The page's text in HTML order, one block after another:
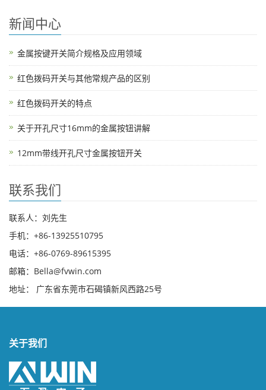
新闻中心
金属按键开关简介规格及应用领域
红色拨码开关与其他常规产品的区别
红色拨码开关的特点
关于开孔尺寸16mm的金属按钮讲解
12mm带线开孔尺寸金属按钮开关
联系我们
联系人：刘先生
手机：+86-13925510795
电话：+86-0769-89615395
邮箱：Bella@fvwin.com
地址： 广东省东莞市石碣镇新风西路25号
关于我们